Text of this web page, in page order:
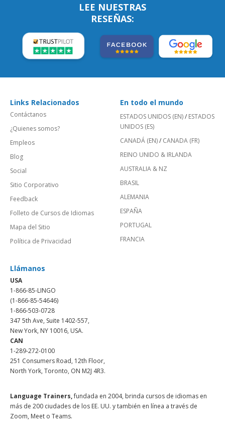
LEE NUESTRAS
RESEÑAS:
Links Relacionados
Contáctanos
¿Quienes somos?
Empleos
Blog
Social
Sitio Corporativo
Feedback
Folleto de Cursos de Idiomas
Mapa del Sitio
Política de Privacidad
En todo el mundo
ESTADOS UNIDOS (EN)/ ESTADOS
UNIDOS (ES)
CANADÁ (EN)/ CANADA (FR)
REINO UNIDO & IRLANDA
AUSTRALIA & NZ
BRASIL
ALEMANIA
ESPAÑA
PORTUGAL
FRANCIA
Llámanos
USA
1-866-85-LINGO
(1-866-85-54646)
1-866-503-0728
347 5th Ave, Suite 1402-557,
New York, NY 10016, USA.
CAN
1-289-272-0100
251 Consumers Road, 12th Floor,
North York, Toronto, ON M2J 4R3.
Language Trainers,fundada en 2004, brinda cursos de idiomas en
más de 200 ciudades de los EE. UU. y también en línea a través de
Zoom, Meet o Teams.